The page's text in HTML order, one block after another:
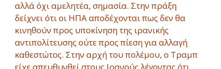
αλλά όχι αμελητέα, σημασία. Στην πράξη
δείχνει ότι οι ΗΠΑ αποδέχονται πως δεν θα
κινηθούν προς υποκίνηση της ιρανικής
αντιπολίτευσης ούτε προς πίεση για αλλαγή
καθεστώτος. Στην αρχή του πολέμου, ο Τραμπ
είχε απευθυνθεί στους Ιρανούς λέγοντας ότι